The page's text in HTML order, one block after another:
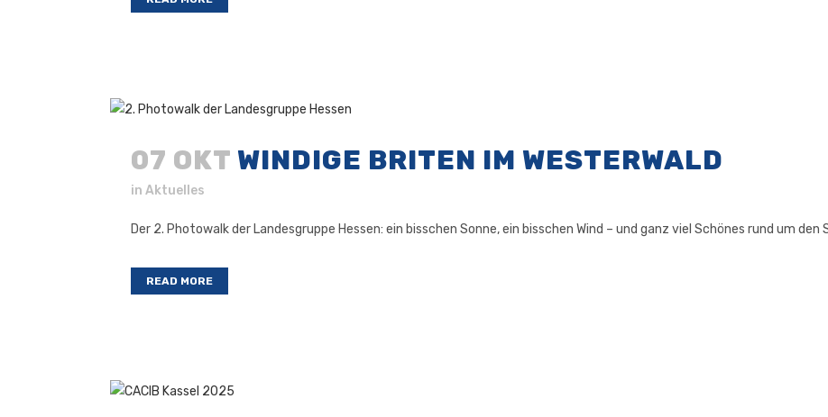
07 OKT WINDIGE BRITEN IM WESTERWALD
in Aktuelles
Der 2. Photowalk der Landesgruppe Hessen: ein bisschen Sonne, ein bisschen Wind – und ganz viel Schönes rund um den
READ MORE